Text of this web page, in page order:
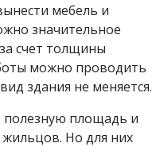
мебель и
значительное
счет толщины
можно проводить
здания не меняется.
площадь и
Но для них